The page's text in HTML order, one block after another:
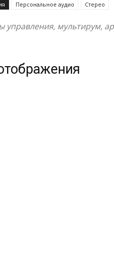
Персональное аудио Стерео
мультирум,